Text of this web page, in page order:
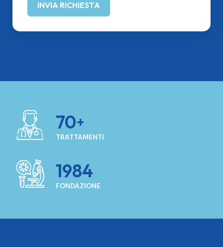
70
TRATTAMENTI
1984
FONDAZIONE